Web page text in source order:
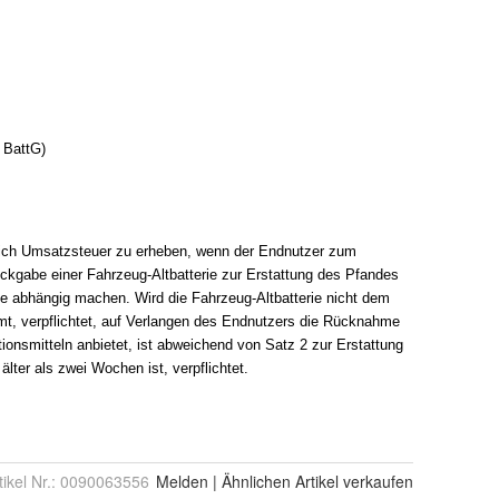
Nr.: 0090063556 Melden | Ähnlichen Artikel verkaufen